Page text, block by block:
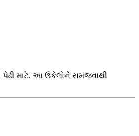
પેઢી માટે. આ ઉકેલોને સમજવાથી